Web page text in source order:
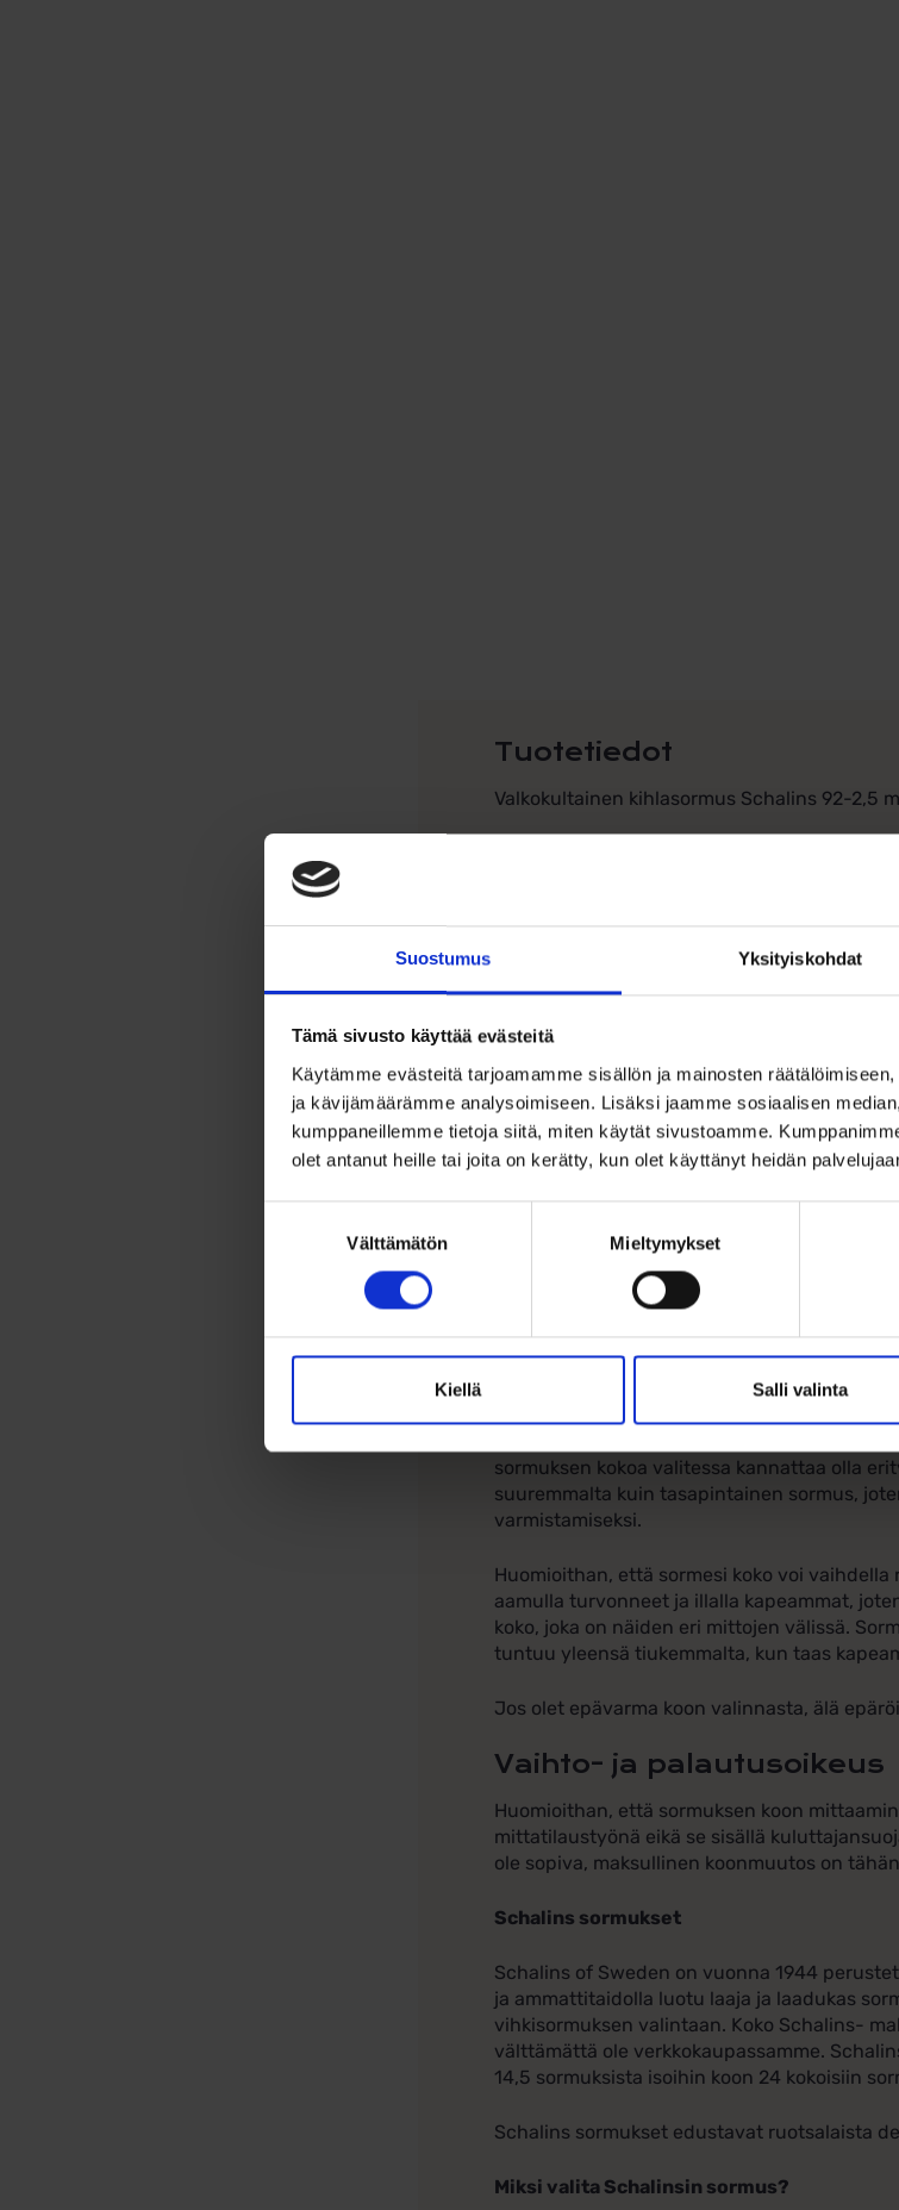
Suostumus Yksityiskohdat
Tämä sivusto käyttää evästeitä
Käytämme evästeitä tarjoamamme sisällön ja mainosten
ja kävijämäärämme analysoimiseen. Lisäksi jaamme sosiaalisen
kumppaneillemme tietoja siitä, miten käytät sivustoamme.
olet antanut heille tai joita on kerätty, kun olet käyttänyt heidän
Välttämätön Mieltymykset
Kiellä Salli valinta
Tuotetiedot
Valkokultainen kihlasormus Schalins 92-2,5
Sormuksissa kappalehinta.
Kaiverrus
Tee sormuksestasi ainutlaatuinen ja
valitsemasi tekstin täysin veloituksetta.
Sormuksen saatavuus ja
Tämä sormus valmistetaan tilauksesta juuri
Huomioitavaa koon
Sormuksen sisäpinta on hieman
sisäpinta takaa, että sormus liukuu helposti
sormuksen kokoa valitessa kannattaa olla
suuremmalta kuin tasapintainen sormus,
varmistamiseksi.
Huomioithan, että sormesi koko voi
aamulla turvonneet ja illalla kapeammat,
koko, joka on näiden eri mittojen välissä.
tuntuu yleensä tiukemmalta, kun taas
Jos olet epävarma koon valinnasta, älä
Vaihto- ja palautusoikeus
Huomioithan, että sormuksen koon
mittatilaustyönä eikä se sisällä
ole sopiva, maksullinen koonmuutos on
Schalins sormukset
Schalins of Sweden on vuonna 1944
ja ammattitaidolla luotu laaja ja laadukas
vihkisormuksen valintaan. Koko Schalins-
välttämättä ole verkkokaupassamme.
14,5 sormuksista isoihin koon 24 kokoisiin
Schalins sormukset edustavat ruotsalaista
Miksi valita Schalinsin sormus?